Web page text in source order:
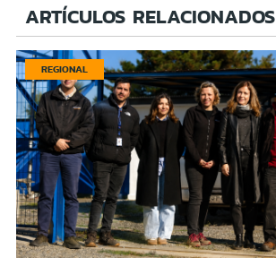
ARTÍCULOS RELACIONADOS
REGIONAL